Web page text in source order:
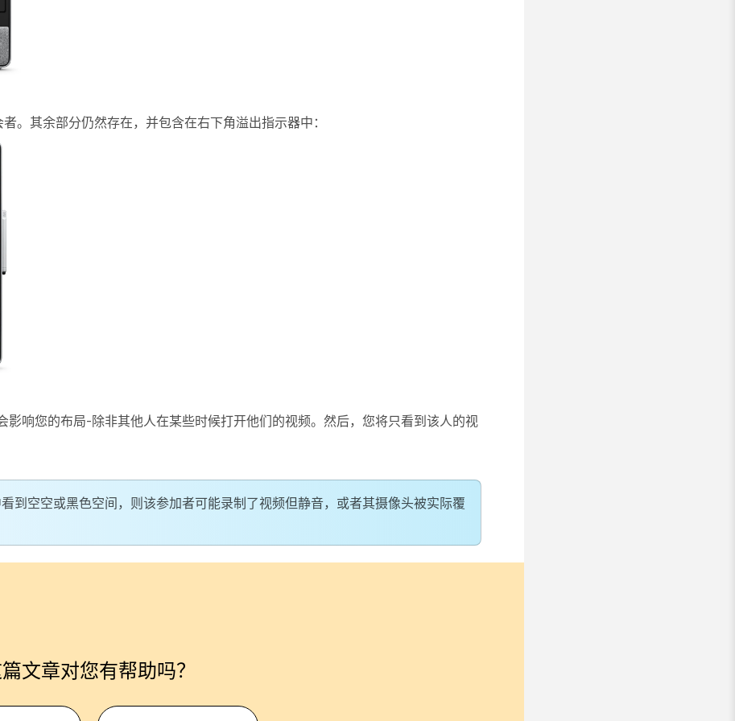
。其余部分仍然存在，并包含在右下角溢出指示器中：
响您的布局-除非其他人在某些时候打开他们的视频。然后，您将只看到该人的视
到空空或黑色空间，则该参加者可能录制了视频但静音，或者其摄像头被实际覆
文章对您有帮助吗？